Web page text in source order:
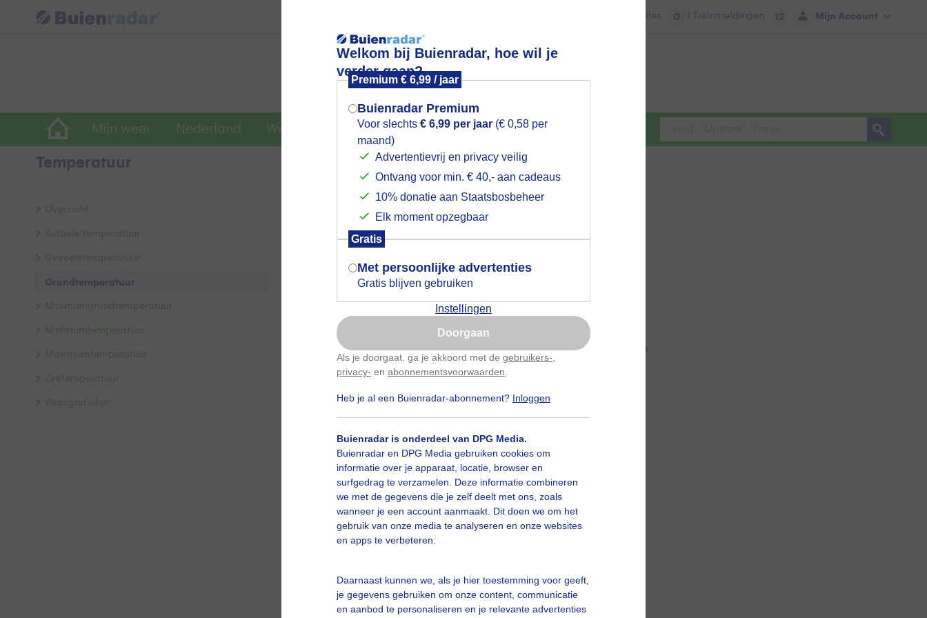
Welkom bij Buienradar, hoe wil je
verder gaan?
Premium € 6,99 / jaar
Buienradar Premium
Voor slechts € 6,99 per jaar (€ 0,58 per
maand)
Advertentievrij en privacy veilig
Ontvang voor min. € 40,- aan cadeaus
10% donatie aan Staatsbosbeheer
Elk moment opzegbaar
Gratis
Met persoonlijke advertenties
Gratis blijven gebruiken
Instellingen
Doorgaan
Als je doorgaat, ga je akkoord met de gebruikers-
privacy- en abonnementsvoorwaarden
Heb je al een Buienradar-abonnement? Inloggen
Buienradar is onderdeel van DPG Media.
Buienradar en DPG Media gebruiken cookies om
informatie over je apparaat, locatie, browser en
surfgedrag te verzamelen. Deze informatie combineren
we met de gegevens die je zelf deelt met ons, zoals
wanneer je een account aanmaakt. Dit doen we om het
gebruik van onze media te analyseren en onze websites
en apps te verbeteren.
Daarnaast kunnen we, als je hier toestemming voor geeft,
je gegevens gebruiken om onze content, communicatie
en aanbod te personaliseren en je relevante advertenties
Mijn Account
Files 0 | Treinmeldingen 12
Mijn weer Nederland Wereldwijd Foto en video Weerzine
Temperatuur
Overzicht
Actuele temperatuur
Gevoelstemperatuur
Grondtemperatuur
Minimumgrondtemperatuur
Minimumtemperatuur
Maximumtemperatuur
Zeetemperatuur
Weergrafieken
Mogen we je locatie gebruiken voor
het weer?
Indien je hier nog geen akkoord op hebt
gegeven, verschijnt er zo een pop-up uit
je browser waarin deze toestemming
gevraagd wordt.
Is goed, toon de popup
Nu niet, misschien later
Gebruik je Safari en wil je niet elke dag deze pop-up
Klikhierom dit aan te passen